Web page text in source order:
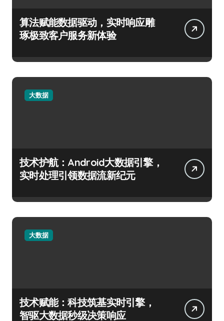
算法赋能数据驱动，实时响应雕
琢极致客户服务新体验
大数据
技术护航：Android大数据引擎，
实时处理引领数据流新纪元
大数据
技术赋能：科技筑基实时引擎，
智驱大数据秒级决策响应